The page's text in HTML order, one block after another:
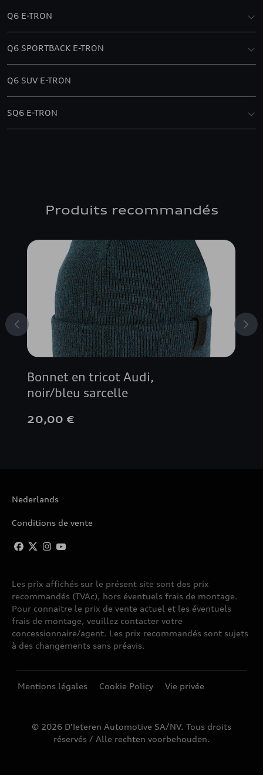
Q6 E-TRON
Q6 SPORTBACK E-TRON
Q6 SUV E-TRON
SQ6 E-TRON
Produits recommandés
Bonnet en tricot Audi,
noir/bleu sarcelle
20,00 €
Nederlands
Conditions de vente
Les prix affichés sur le présent site sont des prix
recommandés (TVAc), hors éventuels frais de montage.
Pour connaitre le prix de vente actuel et les éventuels
frais de montage, veuillez contacter votre
concessionnaire/agent. Les prix recommandés sont sujets
à des changements sans préavis.
Mentions légales Cookie Policy Vie privée
© 2026 D'Ieteren Automotive SA/NV. Tous droits
réservés / Alle rechten voorbehouden.